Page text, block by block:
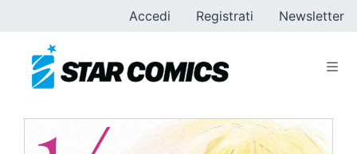
Accedi Registrati Newsletter